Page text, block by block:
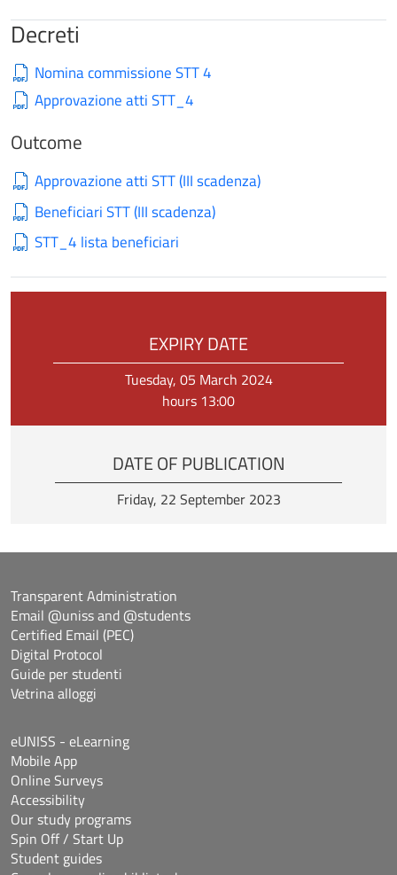
Decreti
Nomina commissione STT 4
Approvazione atti STT_4
Outcome
Approvazione atti STT (III scadenza)
Beneficiari STT (III scadenza)
STT_4 lista beneficiari
EXPIRY DATE
Tuesday, 05 March 2024
hours 13:00
DATE OF PUBLICATION
Friday, 22 September 2023
Transparent Administration
Email @uniss and @students
Certified Email (PEC)
Digital Protocol
Guide per studenti
Vetrina alloggi
eUNISS - eLearning
Mobile App
Online Surveys
Accessibility
Our study programs
Spin Off / Start Up
Student guides